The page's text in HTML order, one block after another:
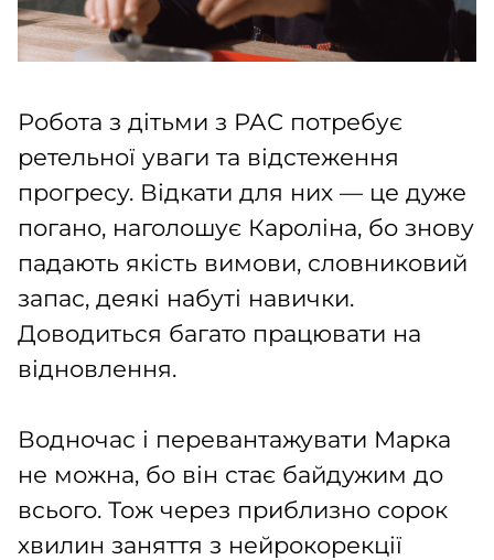
Робота з дітьми з РАС потребує
ретельної уваги та відстеження
прогресу. Відкати для них — це дуже
погано, наголошує Кароліна, бо знову
падають якість вимови, словниковий
запас, деякі набуті навички.
Доводиться багато працювати на
відновлення.
Водночас і перевантажувати Марка
не можна, бо він стає байдужим до
всього. Тож через приблизно сорок
хвилин заняття з нейрокорекції